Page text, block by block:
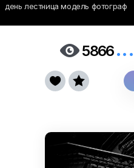
день лестница модель фотограф
5866...
 